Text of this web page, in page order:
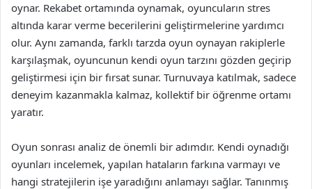
oynar. Rekabet ortamında oynamak, oyuncuların stres
altında karar verme becerilerini geliştirmelerine yardımcı
olur. Aynı zamanda, farklı tarzda oyun oynayan rakiplerle
karşılaşmak, oyuncunun kendi oyun tarzını gözden geçirip
geliştirmesi için bir fırsat sunar. Turnuvaya katılmak, sadece
deneyim kazanmakla kalmaz, kollektif bir öğrenme ortamı
yaratır.
Oyun sonrası analiz de önemli bir adımdır. Kendi oynadığı
oyunları incelemek, yapılan hataların farkına varmayı ve
hangi stratejilerin işe yaradığını anlamayı sağlar. Tanınmış